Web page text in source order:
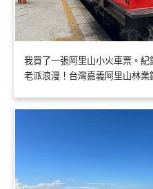
我買了一張阿里山小火車票。
老派浪漫！台灣嘉義阿里山林